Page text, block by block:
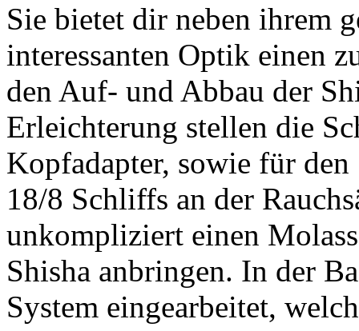
Sie bietet dir neben ihrem
interessanten Optik einen
den Auf- und Abbau der
Erleichterung stellen die
Kopfadapter, sowie für den
18/8 Schliffs an der
unkompliziert einen
Shisha anbringen. In der
System eingearbeitet,